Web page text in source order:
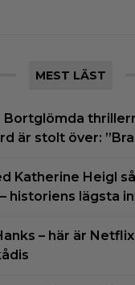
MEST LÄST
Bortglömda
är stolt över:
Katherine Heigl
historiens lägsta
– här är